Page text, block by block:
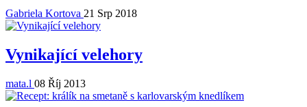
Gabriela Kortova 21 Srp 2018
Vynikající velehory
mata.l 08 Říj 2013